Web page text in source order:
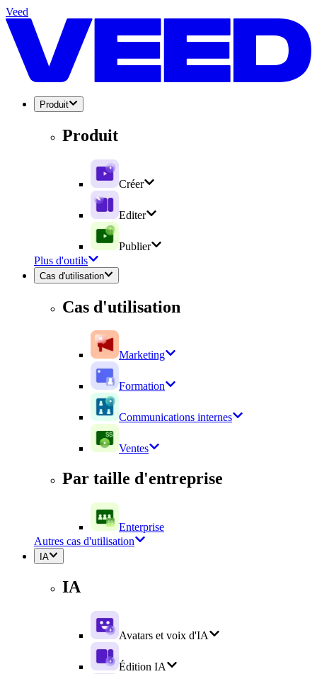
Veed
Produit
Produit
Créer
Editer
Publier
Plus d'outils
Cas d'utilisation
Cas d'utilisation
Marketing
Formation
Communications internes
Ventes
Par taille d'entreprise
Enterprise
Autres cas d'utilisation
IA
IA
Avatars et voix d'IA
Édition IA